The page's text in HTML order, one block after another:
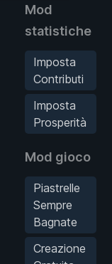
Mod
statistiche
Imposta
Contributi
Imposta
Prosperità
Mod gioco
Piastrelle
Sempre
Bagnate
Creazione